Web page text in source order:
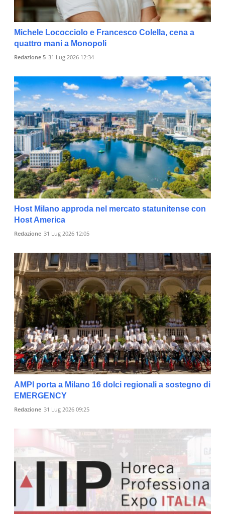
Michele Lococciolo e Francesco Colella, cena a
quattro mani a Monopoli
Redazione 5 31 Lug 2026 12:34
Host Milano approda nel mercato statunitense con
Host America
Redazione 31 Lug 2026 12:05
AMPI porta a Milano 16 dolci regionali a sostegno di
EMERGENCY
Redazione 31 Lug 2026 09:25